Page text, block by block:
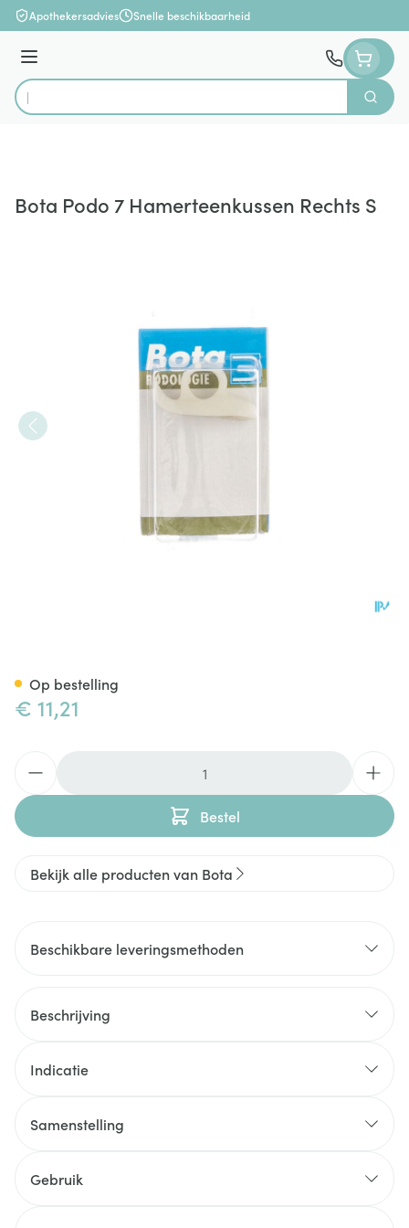
Ga naar de inhoud
Apothekersadvies Snelle beschikbaarheid
Menu
Product, merk, categorie...
Zoek
Bota Podo 7 Hamerteenkussen Rechts S
€ 11,21
Bestel
Op bestelling
Bekijk alle producten van Bota
Beschikbare leveringsmethoden
Beschrijving
Indicatie
Samenstelling
Gebruik